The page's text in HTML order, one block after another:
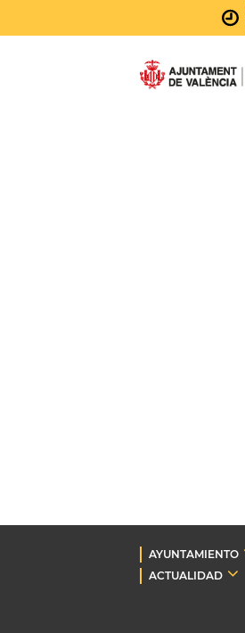
AYUNTAMIENTO
ACTUALIDAD